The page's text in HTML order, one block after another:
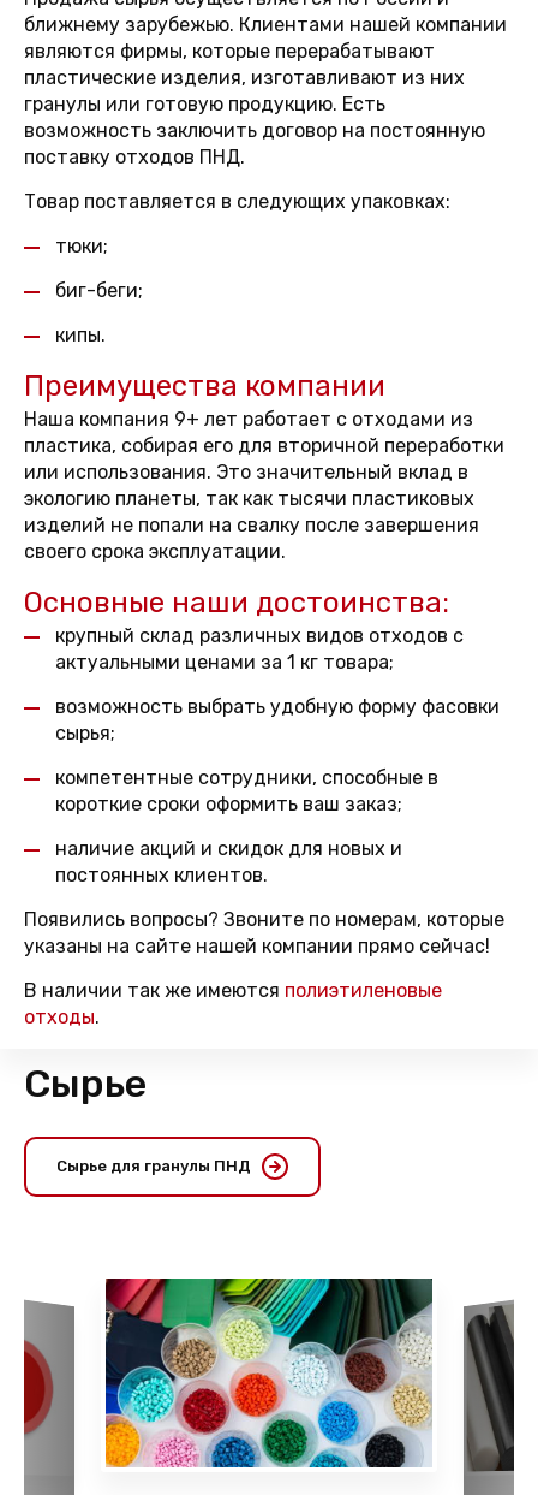
ближнему зарубежью. Клиентами нашей компании
являются фирмы, которые перерабатывают
пластические изделия, изготавливают из них
гранулы или готовую продукцию. Есть
возможность заключить договор на постоянную
поставку отходов ПНД.
Товар поставляется в следующих упаковках:
тюки;
биг-беги;
кипы.
Преимущества компании
Наша компания 9+ лет работает с отходами из
пластика, собирая его для вторичной переработки
или использования. Это значительный вклад в
экологию планеты, так как тысячи пластиковых
изделий не попали на свалку после завершения
своего срока эксплуатации.
Основные наши достоинства:
крупный склад различных видов отходов с
актуальными ценами за 1 кг товара;
возможность выбрать удобную форму фасовки
сырья;
компетентные сотрудники, способные в
короткие сроки оформить ваш заказ;
наличие акций и скидок для новых и
постоянных клиентов.
Появились вопросы? Звоните по номерам, которые
указаны на сайте нашей компании прямо сейчас!
В наличии так же имеются полиэтиленовые
отходы.
Сырье
Сырье для гранулы ПНД